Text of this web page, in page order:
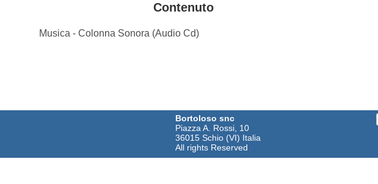
Contenuto
Musica - Colonna Sonora (Audio Cd)
Bortoloso snc
Piazza A. Rossi, 10
36015 Schio (VI) Italia
All rights Reserved